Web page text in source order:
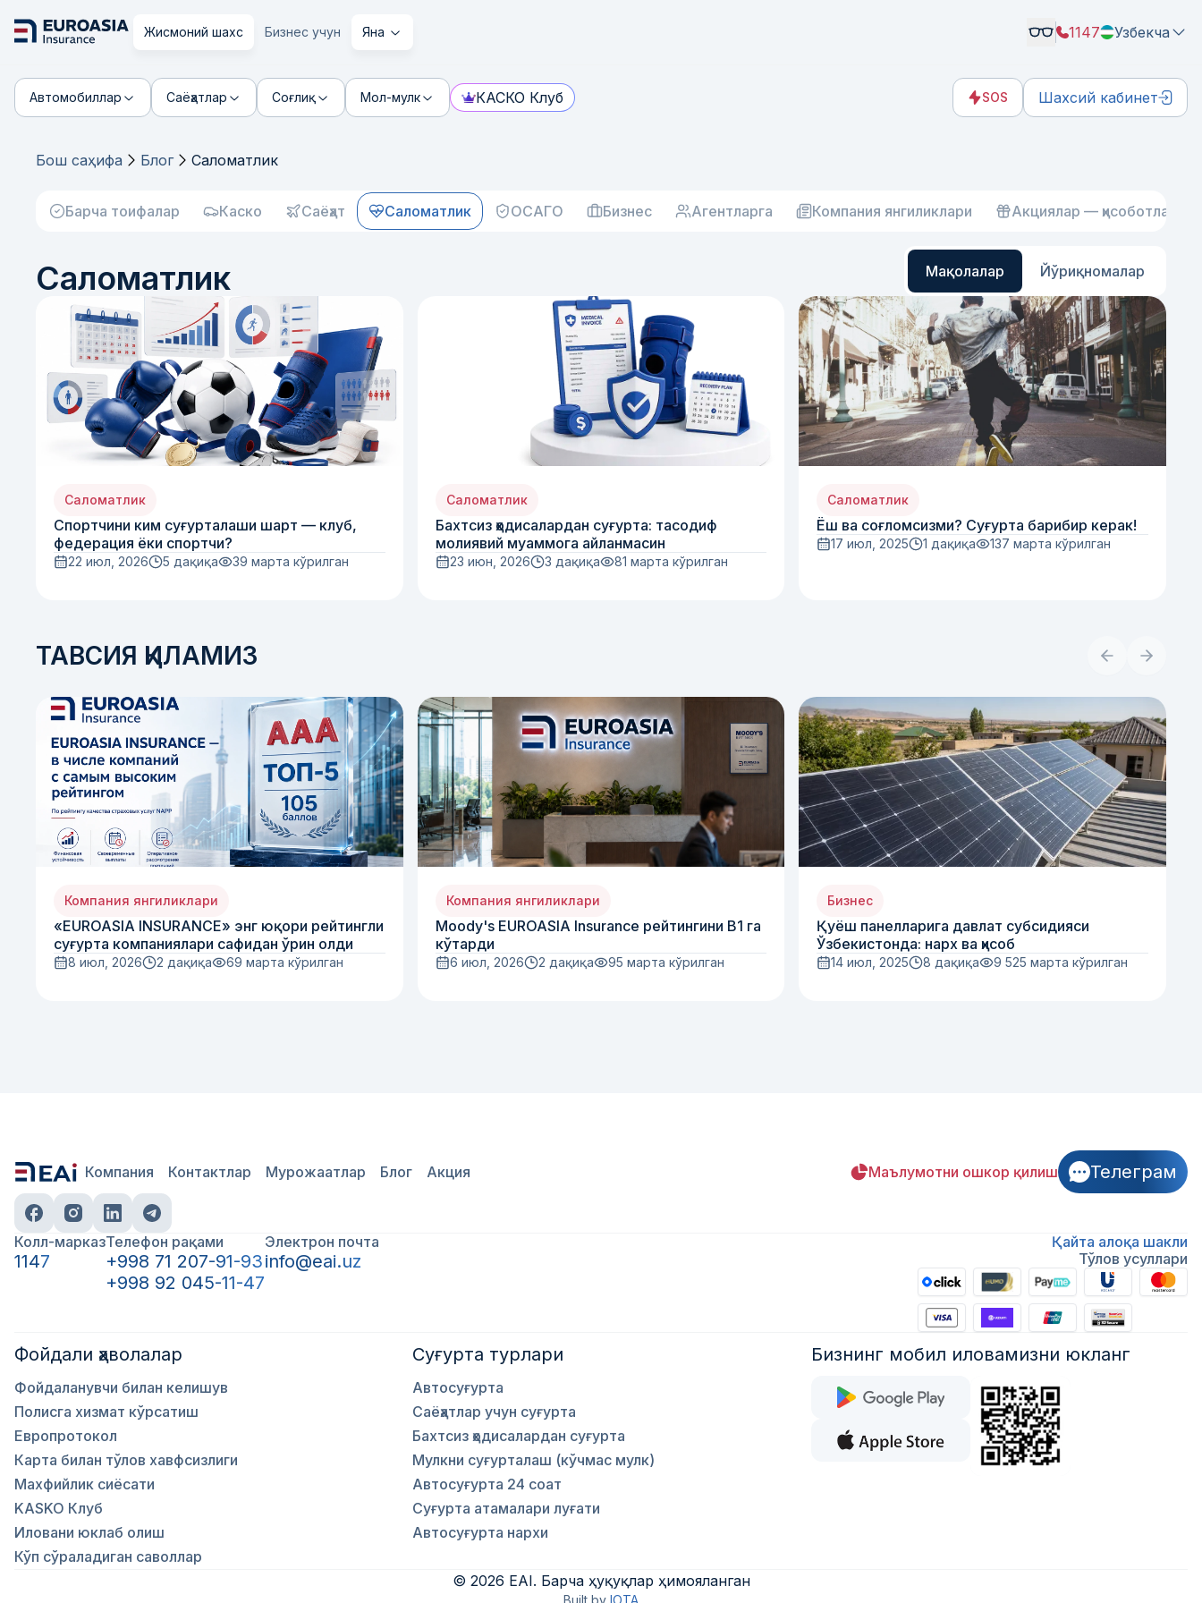
Жисмоний шахс Бизнес учун Яна 1147 Узбекча
Автомобиллар Саёҳатлар Соғлиқ Мол-мулк КАСКО Клуб SOS Шахсий кабинет
Бош саҳифа Блог Саломатлик
Барча тоифалар Каско Саёҳат Саломатлик ОСАГО Бизнес Агентларга Компания янгиликлари Акциялар — ҳисоботлар
Саломатлик Мақолалар Йўриқномалар
Саломатлик
Спортчини ким суғурталаши шарт — клуб,
федерация ёки спортчи?
22 июл, 2026 5 дақиқа 39 марта кўрилган
Саломатлик
Бахтсиз ҳодисалардан суғурта: тасодиф
молиявий муаммога айланмасин
23 июн, 2026 3 дақиқа 81 марта кўрилган
Саломатлик
Ёш ва соғломсизми? Суғурта барибир керак!
17 июл, 2025 1 дақиқа 137 марта кўрилган
ТАВСИЯ ҚИЛАМИЗ
Компания янгиликлари
«EUROASIA INSURANCE» энг юқори рейтингли
суғурта компаниялари сафидан ўрин олди
8 июл, 2026 2 дақиқа 69 марта кўрилган
Компания янгиликлари
Moody's EUROASIA Insurance рейтингини B1 га
кўтарди
6 июл, 2026 2 дақиқа 95 марта кўрилган
Бизнес
Қуёш панелларига давлат субсидияси
Ўзбекистонда: нарх ва ҳисоб
14 июл, 2025 8 дақиқа 9 525 марта кўрилган
Компания Контактлар Мурожаатлар Блог Акция Маълумотни ошкор қилиш Телеграм
Колл-марказ
1147
Телефон рақами
+998 71 207-91-93
+998 92 045-11-47
Электрон почта
info@eai.uz
Қайта алоқа шакли
Тўлов усуллари
Фойдали ҳаволалар
Фойдаланувчи билан келишув
Полисга хизмат кўрсатиш
Европротокол
Карта билан тўлов хавфсизлиги
Махфийлик сиёсати
KASKO Клуб
Иловани юклаб олиш
Кўп сўраладиган саволлар
Суғурта турлари
Автосуғурта
Саёҳатлар учун суғурта
Бахтсиз ҳодисалардан суғурта
Мулкни суғурталаш (кўчмас мулк)
Автосуғурта 24 соат
Суғурта атамалари луғати
Автосуғурта нархи
Бизнинг мобил иловамизни юкланг
© 2026 EAI. Барча ҳуқуқлар ҳимояланган
Built by IOTA